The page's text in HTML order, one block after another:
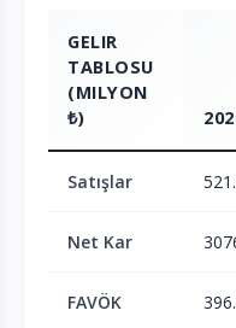
GELIR
TABLOSU
(MILYON
₺)
Satışlar
Net Kar
FAVÖK